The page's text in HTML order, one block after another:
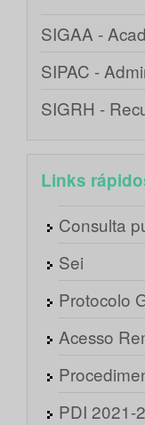
SIGAA -
SIPAC -
SIGRH -
Links
Consulta
Sei
Protocolo
Acesso
PDI 2021-